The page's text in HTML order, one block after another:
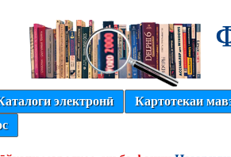
электронӣ
Картотекаи